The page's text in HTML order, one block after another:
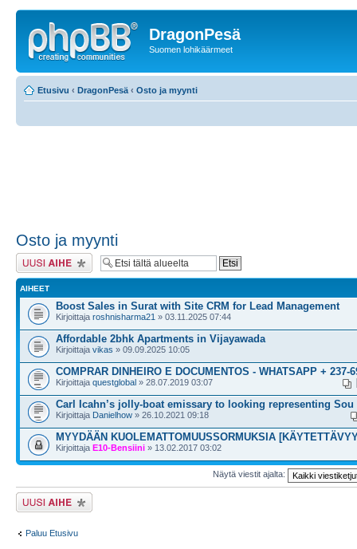
DragonPesä
Suomen lohikäärmeet
Etusivu ‹ DragonPesä ‹ Osto ja myynti
Osto ja myynti
Lähetä uusi viesti
AIHEET
Boost Sales in Surat with Site CRM for Lead Management
Kirjoittaja roshnisharma21 » 03.11.2025 07:44
Affordable 2bhk Apartments in Vijayawada
Kirjoittaja vikas » 09.09.2025 10:05
COMPRAR DINHEIRO E DOCUMENTOS - WHATSAPP + 237-
Kirjoittaja questglobal » 28.07.2019 03:07
Carl Icahn’s jolly-boat emissary to looking representing Sou
Kirjoittaja Danielhow » 26.10.2021 09:18
MYYDÄÄN KUOLEMATTOMUUSSORMUKSIA
Kirjoittaja E10-Bensiini » 13.02.2017 03:02
Näytä viestit ajalta:
Lähetä uusi viesti
Paluu Etusivu